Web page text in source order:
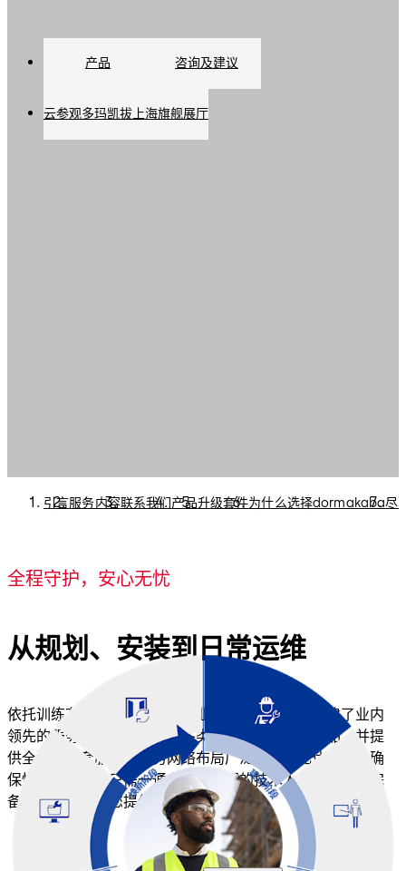
产品 咨询及建议
云参观多玛凯拔上海旗舰展厅
引言服务内容联系我们产品升级套件为什么选择dormakaba尽
全程守护，安心无忧
从规划、安装到日常运维
依托训练有素、设备精良的专业技术团队，我们构建了业内
领先的服务网络，全面覆盖各类建筑安防及门控产品，并提
供全流程配套服务。服务网络布局广泛，全年无休响应，确
保快速到场。您只需一通电话，我们的技术人员便会携带完
备备件，即刻为您提供支持。